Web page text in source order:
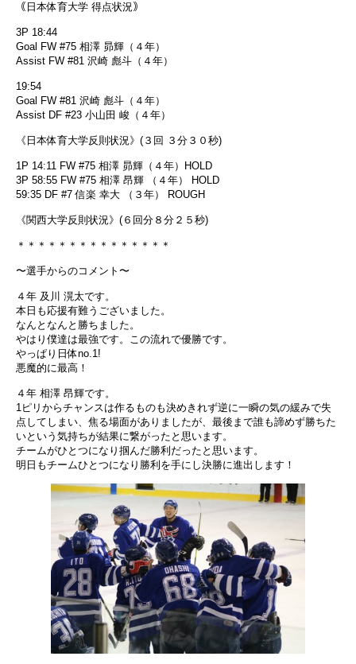
｟日本体育大学 得点状況｠
3P 18:44
Goal FW #75 相澤 昴輝（４年）
Assist FW #81 沢崎 彪斗（４年）
19:54
Goal FW #81 沢崎 彪斗（４年）
Assist DF #23 小山田 峻（４年）
《日本体育大学反則状況》(３回 ３分３０秒)
1P 14:11 FW #75 相澤 昴輝（４年）HOLD
3P 58:55 FW #75 相澤 昂輝 （４年） HOLD
59:35 DF #7 信楽 幸大 （３年） ROUGH
《関西大学反則状況》(６回分８分２５秒)
＊＊＊＊＊＊＊＊＊＊＊＊＊＊＊
〜選手からのコメント〜
４年 及川 滉太です。
本日も応援有難うございました。
なんとなんと勝ちました。
やはり僕達は最強です。この流れで優勝です。
やっぱり日体no.1!
悪魔的に最高！
４年 相澤 昂輝です。
1ピリからチャンスは作るものも決めきれず逆に一瞬の気の緩みで失
点してしまい、焦る場面がありましたが、最後まで誰も諦めず勝ちた
いという気持ちが結果に繋がったと思います。
チームがひとつになり掴んだ勝利だったと思います。
明日もチームひとつになり勝利を手にし決勝に進出します！